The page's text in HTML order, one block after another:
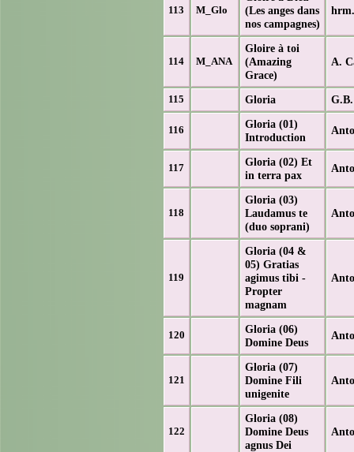
113 M_Glo
(Les anges dans
nos campagnes)
114 M_ANA
Gloire à toi
(Amazing
Grace)
A.
115 Gloria G.B.
116
Gloria (01)
Introduction
117
Gloria (02) Et
in terra pax
118
Gloria (03)
Laudamus te
(duo soprani)
119
Gloria (04 &
05) Gratias
agimus tibi -
Propter
magnam
120
Gloria (06)
Domine Deus
121
Gloria (07)
Domine Fili
unigenite
122
Gloria (08)
Domine Deus
agnus Dei